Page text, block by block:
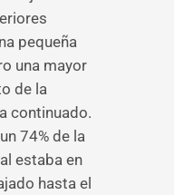
pequeña
una mayor
de la
continuado.
74% de la
estaba en
hasta el